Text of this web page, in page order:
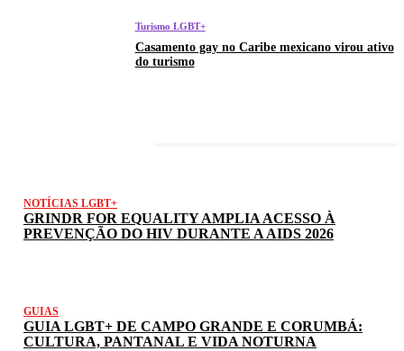
Turismo LGBT+
Casamento gay no Caribe mexicano virou ativo
do turismo
NOTÍCIAS LGBT+
GRINDR FOR EQUALITY AMPLIA ACESSO À
PREVENÇÃO DO HIV DURANTE A AIDS 2026
GUIAS
GUIA LGBT+ DE CAMPO GRANDE E CORUMBÁ:
CULTURA, PANTANAL E VIDA NOTURNA